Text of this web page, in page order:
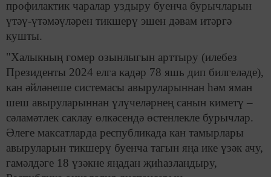
профилактик чаралар уздыру буенча бурычларын
үтәү-үтәмәүләрен тикшерү эшен дәвам итәргә
кушты.
"Халыкның гомер озынлыгын арттыру (илебез
Президенты 2024 елга кадәр 78 яшь дип билгеләде),
кан әйләнеше системасы авыруларыннан һәм яман
шеш авыруларыннан үлүчеләрнең санын киметү –
сәламәтлек саклау өлкәсендә өстенлекле бурычлар.
Әлеге максатларда республикада кан тамырлары
авыруларын тикшерү буенча тагын яңа ике үзәк ачу,
гамәлдәге 18 үзәкне яңадан җиһазландыру,